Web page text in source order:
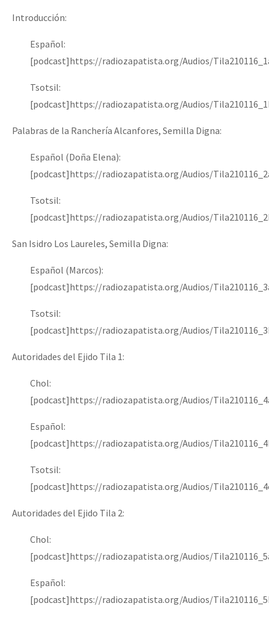
Introducción:
Español:
[podcast]https://radiozapatista.org/Audios/
Tsotsil:
[podcast]https://radiozapatista.org/Audios/
Palabras de la Ranchería Alcanfores, Semilla Digna:
Español (Doña Elena):
[podcast]https://radiozapatista.org/Audios/
Tsotsil:
[podcast]https://radiozapatista.org/Audios/
San Isidro Los Laureles, Semilla Digna:
Español (Marcos):
[podcast]https://radiozapatista.org/Audios/
Tsotsil:
[podcast]https://radiozapatista.org/Audios/
Autoridades del Ejido Tila 1:
Chol:
[podcast]https://radiozapatista.org/Audios/
Español:
[podcast]https://radiozapatista.org/Audios/
Tsotsil:
[podcast]https://radiozapatista.org/Audios/
Autoridades del Ejido Tila 2:
Chol:
[podcast]https://radiozapatista.org/Audios/
Español:
[podcast]https://radiozapatista.org/Audios/